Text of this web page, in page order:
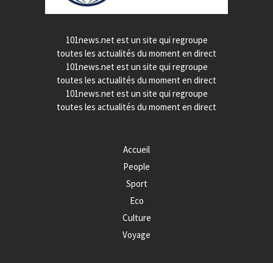
101news.net est un site qui regroupe
toutes les actualités du moment en direct
101news.net est un site qui regroupe
toutes les actualités du moment en direct
101news.net est un site qui regroupe
toutes les actualités du moment en direct
Accueil
People
Sport
Eco
Culture
Voyage